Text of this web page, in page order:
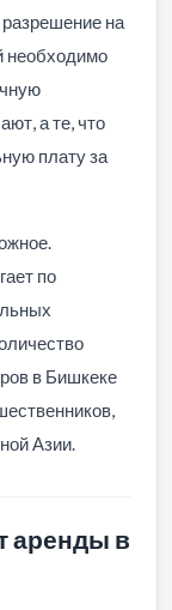
на
необходимо
а те, что
плату за
по
в Бишкеке
Азии.
аренды в